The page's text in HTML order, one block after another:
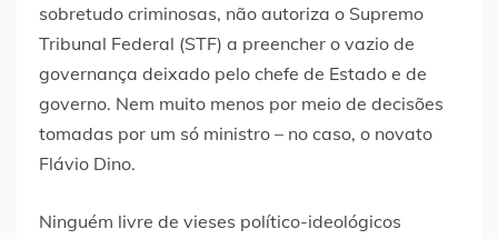
sobretudo criminosas, não autoriza o Supremo
Tribunal Federal (STF) a preencher o vazio de
governança deixado pelo chefe de Estado e de
governo. Nem muito menos por meio de decisões
tomadas por um só ministro – no caso, o novato
Flávio Dino.
Ninguém livre de vieses político-ideológicos